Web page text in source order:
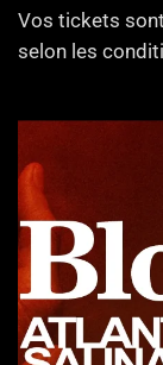
Vos tickets
selon les